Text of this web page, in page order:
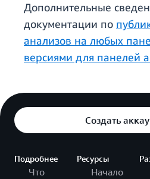
Дополнительные
документации по
анализов на любых
версиями для панелей
Создать
Подробнее
Что
Ресурсы
Начало